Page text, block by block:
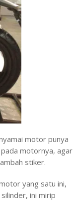
motor punya
motornya, agar
stiker.
yang satu ini,
ini mirip